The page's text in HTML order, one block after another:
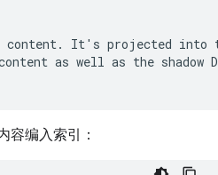
content. It's projected into
as well as the shadow
容编入索引：